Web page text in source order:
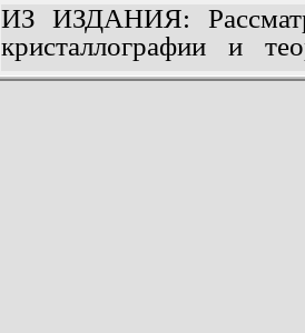
ИЗ ИЗДАНИЯ:
кристаллографии и
излучения, методы